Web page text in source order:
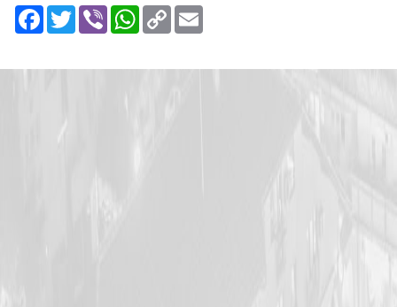
Facebook
TwitterViber WhatsApp
Copy
Link